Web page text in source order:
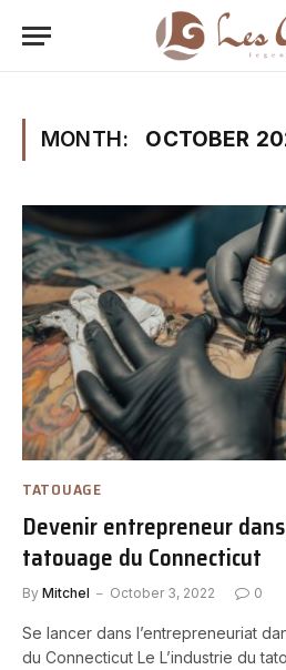
MONTH: OCTOBER
TATOUAGE
Devenir entrepreneur
tatouage du Connecticut
By Mitchel October 3, 2022 0
Se lancer dans l’entrepreneuriat
du Connecticut Le L’industrie du